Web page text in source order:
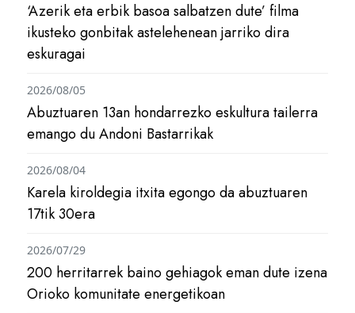
‘Azerik eta erbik basoa salbatzen dute’ filma
ikusteko gonbitak astelehenean jarriko dira
eskuragai
Abuztuaren 13an hondarrezko eskultura tailerra
emango du Andoni Bastarrikak
2026/08/05
Karela kiroldegia itxita egongo da abuztuaren
17tik 30era
2026/08/04
200 herritarrek baino gehiagok eman dute izena
Orioko komunitate energetikoan
2026/07/29